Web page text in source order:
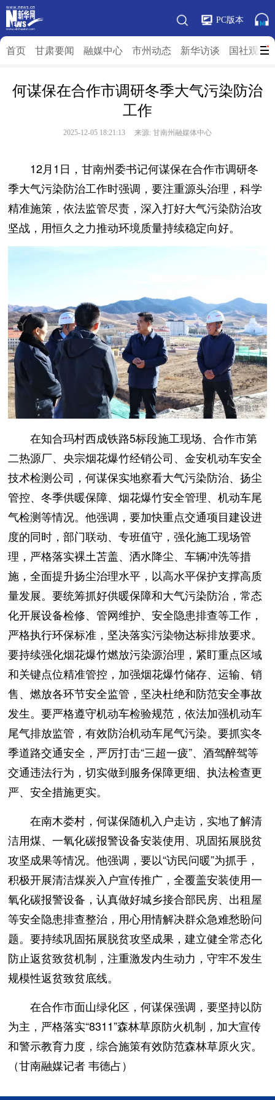
PC版本
首页 甘肃要闻 融媒中心 市州动态 新华访谈 国社观”陇
何谋保在合作市调研冬季大气污染防治
工作
2025-12-05 18:21:13 来源: 甘南州融媒体中心
12月1日，甘南州委书记何谋保在合作市调研冬
季大气污染防治工作时强调，要注重源头治理，科学
精准施策，依法监管尽责，深入打好大气污染防治攻
坚战，用恒久之力推动环境质量持续稳定向好。
在知合玛村西成铁路5标段施工现场、合作市第
二热源厂、央宗烟花爆竹经销公司、金安机动车安全
技术检测公司，何谋保实地察看大气污染防治、扬尘
管控、冬季供暖保障、烟花爆竹安全管理、机动车尾
气检测等情况。他强调，要加快重点交通项目建设进
度的同时，部门联动、专班值守，强化施工现场管
理，严格落实裸土苫盖、洒水降尘、车辆冲洗等措
施，全面提升扬尘治理水平，以高水平保护支撑高质
量发展。要统筹抓好供暖保障和大气污染防治，常态
化开展设备检修、管网维护、安全隐患排查等工作，
严格执行环保标准，坚决落实污染物达标排放要求。
要持续强化烟花爆竹燃放污染源治理，紧盯重点区域
和关键点位精准管控，加强烟花爆竹储存、运输、销
售、燃放各环节安全监管，坚决杜绝和防范安全事故
发生。要严格遵守机动车检验规范，依法加强机动车
尾气排放监管，有效防治机动车尾气污染。要抓实冬
季道路交通安全，严厉打击“三超一疲”、酒驾醉驾等
交通违法行为，切实做到服务保障更细、执法检查更
严、安全措施更实。
在南木娄村，何谋保随机入户走访，实地了解清
洁用煤、一氧化碳报警设备安装使用、巩固拓展脱贫
攻坚成果等情况。他强调，要以“访民问暖”为抓手，
积极开展清洁煤炭入户宣传推广，全覆盖安装使用一
氧化碳报警设备，认真做好城乡接合部民房、出租屋
等安全隐患排查整治，用心用情解决群众急难愁盼问
题。要持续巩固拓展脱贫攻坚成果，建立健全常态化
防止返贫致贫机制，注重激发内生动力，守牢不发生
规模性返贫致贫底线。
在合作市面山绿化区，何谋保强调，要坚持以防
为主，严格落实“8311”森林草原防火机制，加大宣传
和警示教育力度，综合施策有效防范森林草原火灾。
（甘南融媒记者 韦德占）